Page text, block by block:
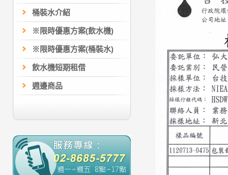
桶裝水介紹
※限時優惠方案(飲水機)
※限時優惠方案(桶裝水)
飲水機短期租借
週邊商品